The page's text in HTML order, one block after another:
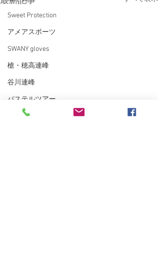
Sweet Protection
アメアスポーツ
SWANY gloves
槍・穂高連峰
谷川連峰
パステルツアー
妙高BC